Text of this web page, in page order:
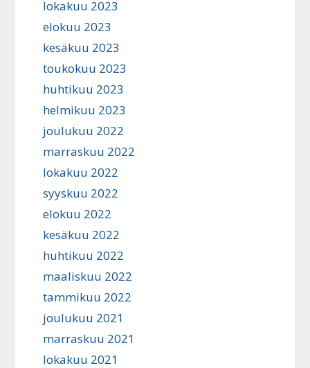
lokakuu 2023
elokuu 2023
kesäkuu 2023
toukokuu 2023
huhtikuu 2023
helmikuu 2023
joulukuu 2022
marraskuu 2022
lokakuu 2022
syyskuu 2022
elokuu 2022
kesäkuu 2022
huhtikuu 2022
maaliskuu 2022
tammikuu 2022
joulukuu 2021
marraskuu 2021
lokakuu 2021